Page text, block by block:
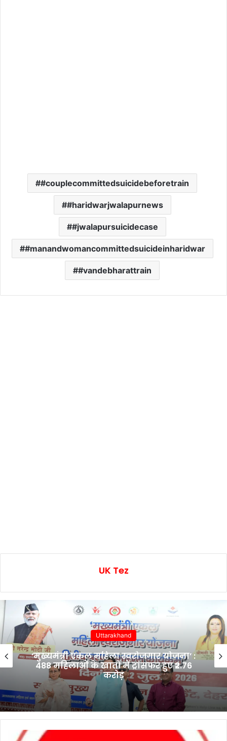
#couplecommittedsuicidebeforetrain
#haridwarjwalapurnews
#jwalapursuicidecase
#manandwomancommittedsuicideinharidwar
#vandebharattrain
UK Tez
Uttarakhand
‘मुख्यमंत्री एकल महिला स्वरोजगार योजना’ :
488 महिलाओं के खातों में ट्रांसफर हुए ₹2.76
करोड़